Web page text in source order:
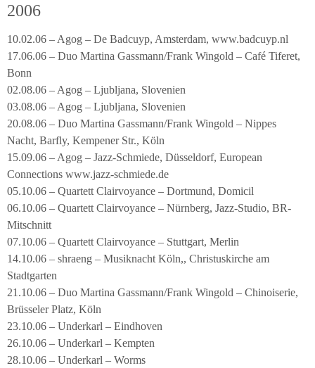
2006
10.02.06 – Agog – De Badcuyp, Amsterdam, www.badcuyp.nl
17.06.06 – Duo Martina Gassmann/Frank Wingold – Café Tiferet,
Bonn
02.08.06 – Agog – Ljubljana, Slovenien
03.08.06 – Agog – Ljubljana, Slovenien
20.08.06 – Duo Martina Gassmann/Frank Wingold – Nippes
Nacht, Barfly, Kempener Str., Köln
15.09.06 – Agog – Jazz-Schmiede, Düsseldorf, European
Connections www.jazz-schmiede.de
05.10.06 – Quartett Clairvoyance – Dortmund, Domicil
06.10.06 – Quartett Clairvoyance – Nürnberg, Jazz-Studio, BR-
Mitschnitt
07.10.06 – Quartett Clairvoyance – Stuttgart, Merlin
14.10.06 – shraeng – Musiknacht Köln,, Christuskirche am
Stadtgarten
21.10.06 – Duo Martina Gassmann/Frank Wingold – Chinoiserie,
Brüsseler Platz, Köln
23.10.06 – Underkarl – Eindhoven
26.10.06 – Underkarl – Kempten
28.10.06 – Underkarl – Worms